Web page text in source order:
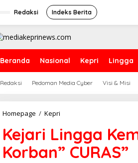
Redaksi Indeks Berita
Beranda Nasional Kepri Lingga
Redaksi Pedoman Media Cyber Visi & Misi
Homepage / Kepri
j
a
r
Kejari Lingga
Korban” CURAS”